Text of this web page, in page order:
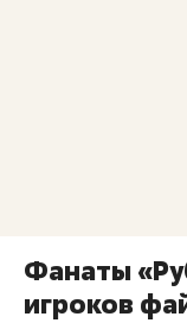
Фанаты
игроков